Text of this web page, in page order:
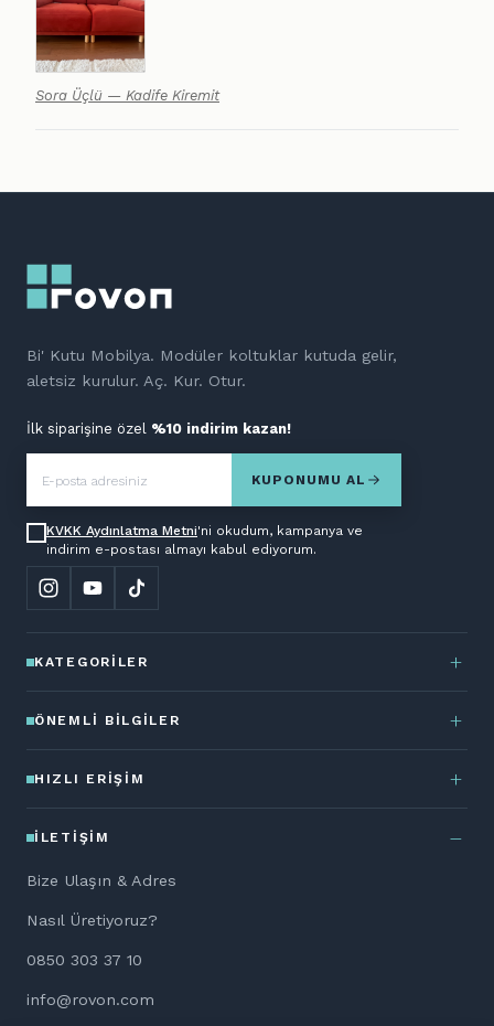
Sora Üçlü — Kadife Kiremit
Bi' Kutu Mobilya. Modüler koltuklar kutuda gelir,
aletsiz kurulur. Aç. Kur. Otur.
İlk siparişine özel %10 indirim kazan!
KUPONUMU AL
KVKK Aydınlatma Metni'ni okudum, kampanya ve
indirim e-postası almayı kabul ediyorum.
KATEGORILER
ÖNEMLI BILGILER
HIZLI ERIŞIM
İLETIŞIM
Bize Ulaşın & Adres
Nasıl Üretiyoruz?
0850 303 37 10
info@rovon.com